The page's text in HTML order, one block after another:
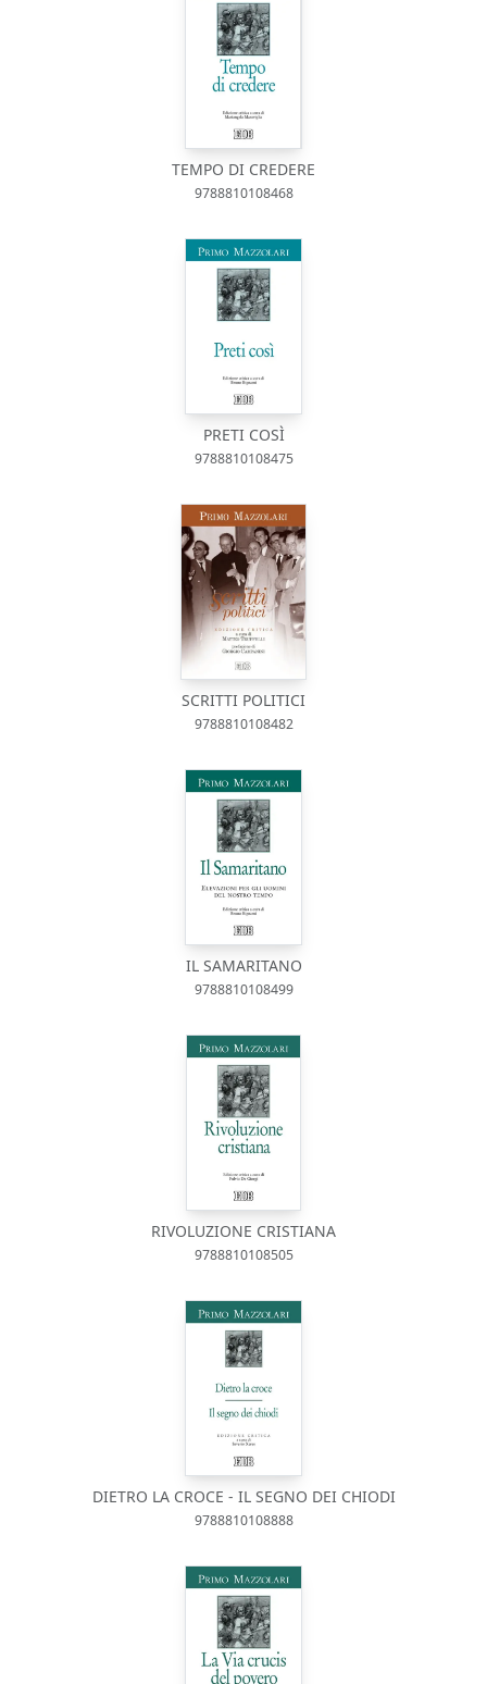
TEMPO DI CREDERE
9788810108468
PRETI COSÌ
9788810108475
SCRITTI POLITICI
9788810108482
IL SAMARITANO
9788810108499
RIVOLUZIONE CRISTIANA
9788810108505
DIETRO LA CROCE - IL SEGNO DEI CHIODI
9788810108888